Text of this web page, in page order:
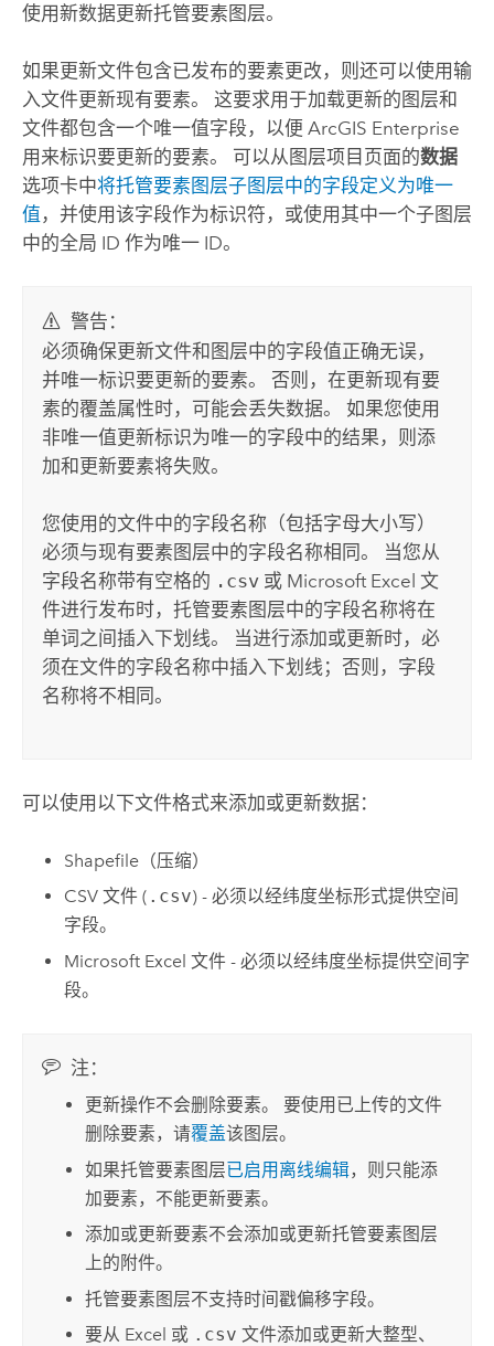
使用新数据更新托管要素图层。
如果更新文件包含已发布的要素更改，则还可以使用输
入文件更新现有要素。 这要求用于加载更新的图层和
文件都包含一个唯一值字段，以便 ArcGIS Enterprise
用来标识要更新的要素。 可以从图层项目页面的数据
选项卡中将托管要素图层子图层中的字段定义为唯一
值 ，并使用该字段作为标识符，或使用其中一个子图层
中的全局 ID 作为唯一 ID。
警告：
必须确保更新文件和图层中的字段值正确无误，
并唯一标识要更新的要素。 否则，在更新现有要
素的覆盖属性时，可能会丢失数据。 如果您使用
非唯一值更新标识为唯一的字段中的结果，则添
加和更新要素将失败。
您使用的文件中的字段名称（包括字母大小写）
必须与现有要素图层中的字段名称相同。 当您从
字段名称带有空格的 .csv 或 Microsoft Excel 文
件进行发布时，托管要素图层中的字段名称将在
单词之间插入下划线。 当进行添加或更新时，必
须在文件的字段名称中插入下划线；否则，字段
名称将不相同。
可以使用以下文件格式来添加或更新数据：
Shapefile（压缩）
CSV 文件 ( .csv) - 必须以经纬度坐标形式提供空间
字段。
Microsoft Excel 文件 - 必须以经纬度坐标提供空间字
段。
注：
更新操作不会删除要素。 要使用已上传的文件
删除要素，请覆盖该图层。
如果托管要素图层已启用离线编辑，则只能添
加要素，不能更新要素。
添加或更新要素不会添加或更新托管要素图层
上的附件。
托管要素图层不支持时间戳偏移字段。
要从 Excel 或 .csv 文件添加或更新大整型、